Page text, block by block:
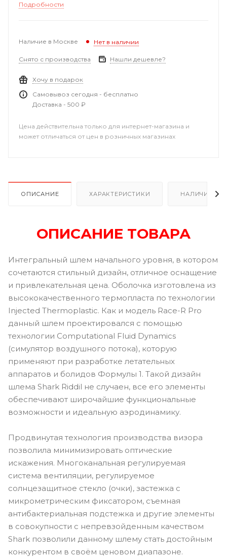
Подробности
Наличие в Москве Нет в наличии
Снято с производства Нашли дешевле?
Хочу в подарок
Самовывоз сегодня - бесплатно
Доставка - 500 ₽
Цена действительна только для интернет-магазина и
может отличаться от цен в розничных магазинах
ОПИСАНИЕ ХАРАКТЕРИСТИКИ НАЛИЧИЕ
ОПИСАНИЕ ТОВАРА
Интегральный шлем начального уровня, в котором
сочетаются стильный дизайн, отличное оснащение
и привлекательная цена. Оболочка изготовлена из
высококачественного термопласта по технологии
Injected Thermoplastic. Как и модель Race-R Pro
данный шлем проектировался с помощью
технологии Computational Fluid Dynamics
(симулятор воздушного потока), которую
применяют при разработке летательных
аппаратов и болидов Формулы 1. Такой дизайн
шлема Shark Riddil не случаен, все его элементы
обеспечивают широчайшие функциональные
возможности и идеальную аэродинамику.
Продвинутая технология производства визора
позволила минимизировать оптические
искажения. Многоканальная регулируемая
система вентиляции, регулируемое
солнцезащитное стекло (очки), застежка с
микрометрическим фиксатором, съемная
антибактериальная подстежка и другие элементы
в совокупности с непревзойденным качеством
Shark позволили данному шлему стать достойным
конкурентом в своём ценовом диапазоне.